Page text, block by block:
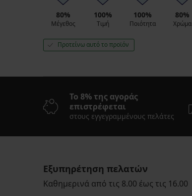
80%
Μέγεθος
100%
Τιμή
100%
Ποιότητα
80%
Χρώμα
Προτείνω αυτό το προϊόν
Το 8% της αγοράς
επιστρέφεται
στους εγγεγραμμένους πελάτες
Εξυπηρέτηση πελατών
Καθημερινά από τις 8.00 έως τις 16.00